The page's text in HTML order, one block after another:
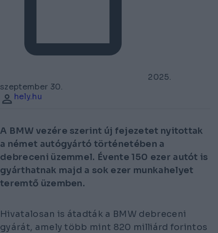
2025.
szeptember 30.
hely.hu
A BMW vezére szerint új fejezetet nyitottak
a német autógyártó történetében a
debreceni üzemmel. Évente 150 ezer autót is
gyárthatnak majd a sok ezer munkahelyet
teremtő üzemben.
Hivatalosan is átadták a BMW debreceni
gyárát, amely több mint 820 milliárd forintos